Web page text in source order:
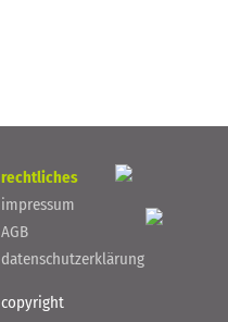
rechtliches
impressum
AGB
datenschutzerklärung
copyright